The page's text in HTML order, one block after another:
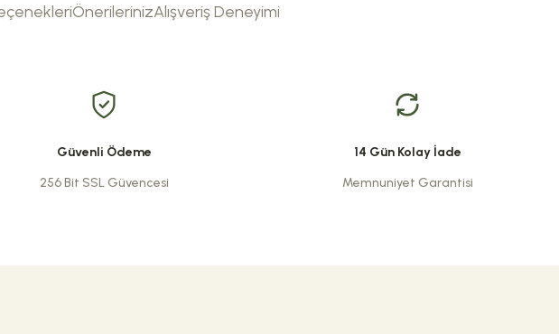
ÖnerilerinizAlışveriş Deneyimi
paketten çıkan küçük hediyelere de teşekkür ederiz.
Güvenli Ödeme
256 Bit SSL Güvencesi
14 Gün Kolay İade
Memnuniyet Garantisi